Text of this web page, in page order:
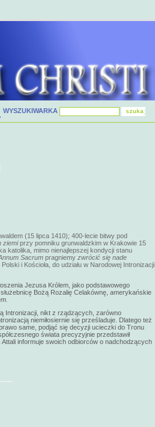
WYSZUKIWARKA
(15 lipca 1410); 400-lecie bitwy pod
ziemiprzy pomniku grunwaldzkim w Krakowie 15
katolika, mimo nienajlepszej kondycji stanu
Sacrum pragniemy zwrócić się nade
i Kościoła, do udziału w Narodowej Intronizacji
Jezusa Królem, jako podstawowego
Bożą Rozalię Celakównę , amerykańskie
Intronizacji, nikt z rządzących, zarówno
niemiłosiernie się prześladuje. Dlatego też
same, podjąć się decyzji ucieczki do Tronu
świata precyzyjnie przedstawił
Attali informuje swoich odbiorców o nadchodzących